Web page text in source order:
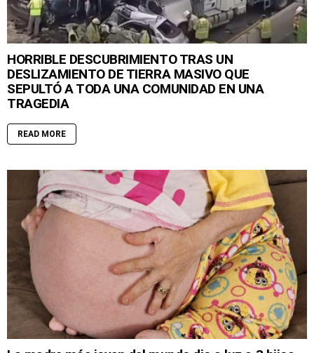
HORRIBLE DESCUBRIMIENTO TRAS UN
DESLIZAMIENTO DE TIERRA MASIVO QUE
SEPULTÓ A TODA UNA COMUNIDAD EN UNA
TRAGEDIA
READ MORE